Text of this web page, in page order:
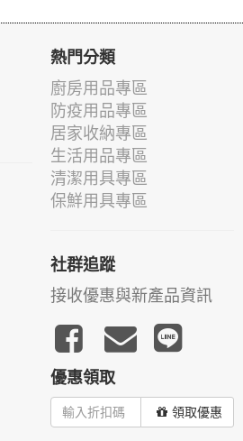
熱門分類
廚房用品專區
防疫用品專區
居家收納專區
生活用品專區
清潔用具專區
保鮮用具專區
社群追蹤
接收優惠與新產品資訊
優惠領取
領取優惠